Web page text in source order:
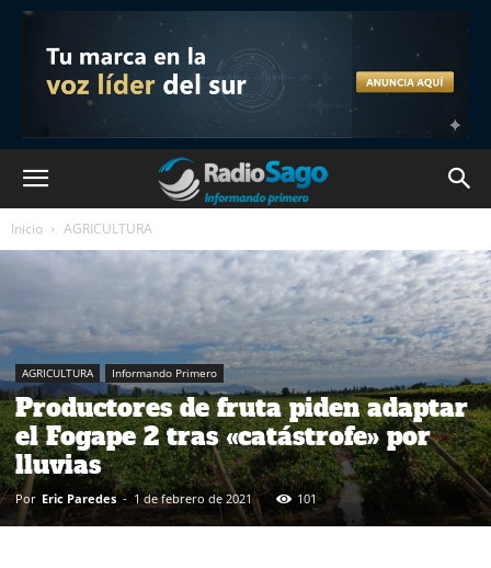
Inicio AGRICULTURA
AGRICULTURA Informando Primero
Productores de fruta piden adaptar
el Fogape 2 tras «catástrofe» por
lluvias
Por Eric Paredes - 1 de febrero de 2021 101